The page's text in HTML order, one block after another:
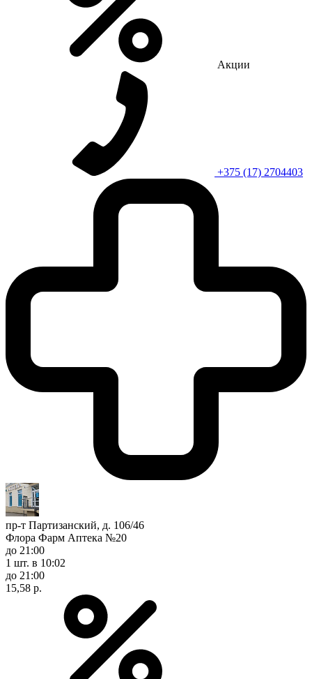
Акции
+375 (17) 2704403
пр-т Партизанский, д. 106/46
Флора Фарм Аптека №20
до 21:00
1 шт. в 10:02
до 21:00
15,58 р.